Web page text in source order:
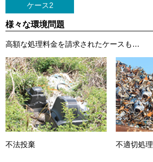
ケース2
様々な環境問題
高額な処理料金を請求されたケースも…
不法投棄 不適切処理